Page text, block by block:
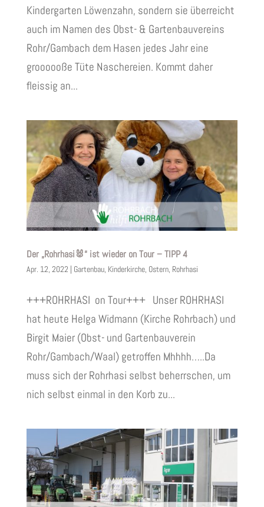
Kindergarten Löwenzahn, sondern sie überreicht
auch im Namen des Obst- & Gartenbauvereins
Rohr/Gambach dem Hasen jedes Jahr eine
groooooße Tüte Naschereien. Kommt daher
fleissig an...
Der „Rohrhasi🐰“ ist wieder on Tour – TIPP 4
Apr. 12, 2022 | Gartenbau, Kinderkirche, Ostern, Rohrhasi
+++ROHRHASI on Tour+++ Unser ROHRHASI
hat heute Helga Widmann (Kirche Rohrbach) und
Birgit Maier (Obst- und Gartenbauverein
Rohr/Gambach/Waal) getroffen Mhhhh…..Da
muss sich der Rohrhasi selbst beherrschen, um
nich selbst einmal in den Korb zu...